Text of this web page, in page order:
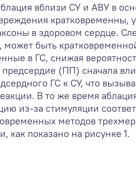
вблизи СУ и АВУ в
кратковременны,
в здоровом сердце.
может быть
в ГС, снижая
(ПП) сначала
ГС к СУ, что
В то же время
из-за стимуляции
методов
как показано на рисунке 1.